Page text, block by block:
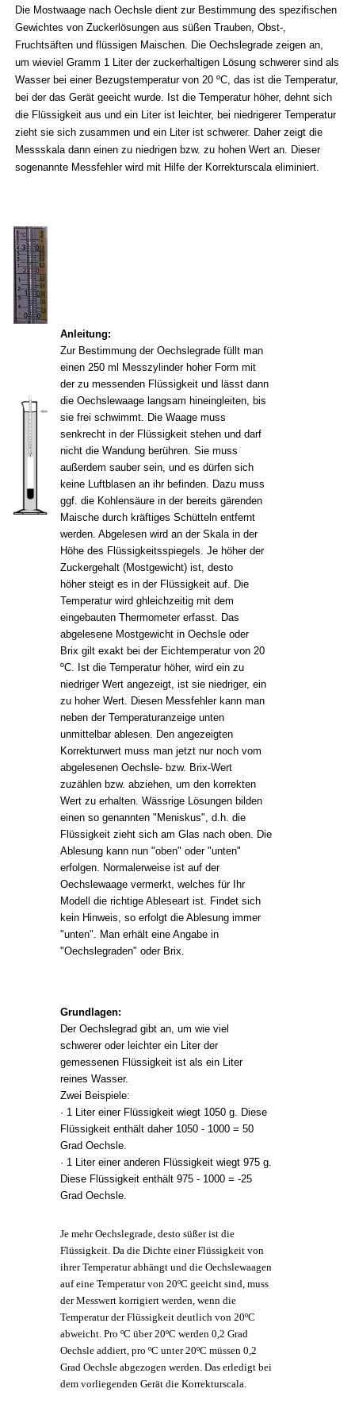
Die Mostwaage nach Oechsle dient zur Bestimmung des spezifischen
Gewichtes von Zuckerlösungen aus süßen Trauben, Obst-,
Fruchtsäften und flüssigen Maischen. Die Oechslegrade zeigen an,
um wieviel Gramm 1 Liter der zuckerhaltigen Lösung schwerer sind als
Wasser bei einer Bezugstemperatur von 20 ºC, das ist die Temperatur,
bei der das Gerät geeicht wurde. Ist die Temperatur höher, dehnt sich
die Flüssigkeit aus und ein Liter ist leichter, bei niedrigerer Temperatur
zieht sie sich zusammen und ein Liter ist schwerer. Daher zeigt die
Messskala dann einen zu niedrigen bzw. zu hohen Wert an. Dieser
sogenannte Messfehler wird mit Hilfe der Korrekturscala eliminiert.
Anleitung:
Zur Bestimmung der Oechslegrade füllt man
einen 250 ml Messzylinder hoher Form mit
der zu messenden Flüssigkeit und lässt dann
die Oechslewaage langsam hineingleiten, bis
sie frei schwimmt. Die Waage muss
senkrecht in der Flüssigkeit stehen und darf
nicht die Wandung berühren. Sie muss
außerdem sauber sein, und es dürfen sich
keine Luftblasen an ihr befinden. Dazu muss
ggf. die Kohlensäure in der bereits gärenden
Maische durch kräftiges Schütteln entfernt
werden. Abgelesen wird an der Skala in der
Höhe des Flüssigkeitsspiegels. Je höher der
Zuckergehalt (Mostgewicht) ist, desto
höher steigt es in der Flüssigkeit auf. Die
Temperatur wird ghleichzeitig mit dem
eingebauten Thermometer erfasst. Das
abgelesene Mostgewicht in Oechsle oder
Brix gilt exakt bei der Eichtemperatur von 20
ºC. Ist die Temperatur höher, wird ein zu
niedriger Wert angezeigt, ist sie niedriger, ein
zu hoher Wert. Diesen Messfehler kann man
neben der Temperaturanzeige unten
unmittelbar ablesen. Den angezeigten
Korrekturwert muss man jetzt nur noch vom
abgelesenen Oechsle- bzw. Brix-Wert
zuzählen bzw. abziehen, um den korrekten
Wert zu erhalten. Wässrige Lösungen bilden
einen so genannten "Meniskus", d.h. die
Flüssigkeit zieht sich am Glas nach oben. Die
Ablesung kann nun "oben" oder "unten"
erfolgen. Normalerweise ist auf der
Oechslewaage vermerkt, welches für Ihr
Modell die richtige Ableseart ist. Findet sich
kein Hinweis, so erfolgt die Ablesung immer
"unten". Man erhält eine Angabe in
"Oechslegraden" oder Brix.
Grundlagen:
Der Oechslegrad gibt an, um wie viel
schwerer oder leichter ein Liter der
gemessenen Flüssigkeit ist als ein Liter
reines Wasser.
Zwei Beispiele:
· 1 Liter einer Flüssigkeit wiegt 1050 g. Diese
Flüssigkeit enthält daher 1050 - 1000 = 50
Grad Oechsle.
· 1 Liter einer anderen Flüssigkeit wiegt 975 g.
Diese Flüssigkeit enthält 975 - 1000 = -25
Grad Oechsle.
Je mehr Oechslegrade, desto süßer ist die
Flüssigkeit. Da die Dichte einer Flüssigkeit von
ihrer Temperatur abhängt und die Oechslewaagen
auf eine Temperatur von 20ºC geeicht sind, muss
der Messwert korrigiert werden, wenn die
Temperatur der Flüssigkeit deutlich von 20ºC
abweicht. Pro ºC über 20ºC werden 0,2 Grad
Oechsle addiert, pro ºC unter 20ºC müssen 0,2
Grad Oechsle abgezogen werden. Das erledigt bei
dem vorliegenden Gerät die Korrekturscala.